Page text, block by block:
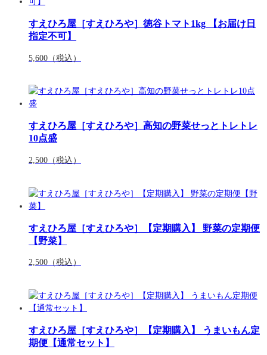
すえひろ屋［すえひろや］徳谷トマト1kg 【お届け日
指定不可】
5,600 （税込）
すえひろ屋［すえひろや］高知の野菜せっとトレトレ
10点盛
2,500 （税込）
すえひろ屋［すえひろや］【定期購入】 野菜の定期便
【野菜】
2,500 （税込）
すえひろ屋［すえひろや］【定期購入】 うまいもん定
期便【通常セット】